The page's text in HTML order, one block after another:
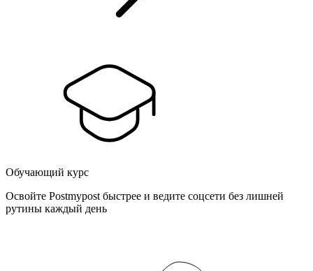
Обучающий курс
Освойте Postmypost быстрее и ведите соцсети без лишней
рутины каждый день